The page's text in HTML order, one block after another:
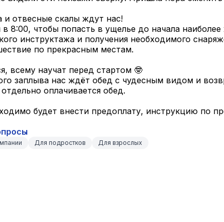
и отвесные скалы ждут нас!
8:00, чтобы попасть в ущелье до начала
инструктажа и получения необходимого
по прекрасным местам.
всему научат перед стартом 🤓
заплыва нас ждёт обед с чудесным видом и
оплачивается обед.
будет внести предоплату, инструкцию по
Для подростков Для взрослых